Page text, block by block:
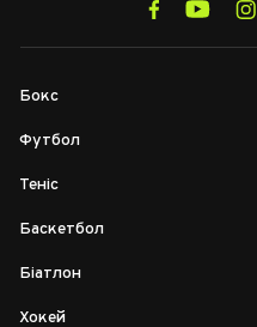
Бокс
Футбол
Теніс
Баскетбол
Біатлон
Хокей